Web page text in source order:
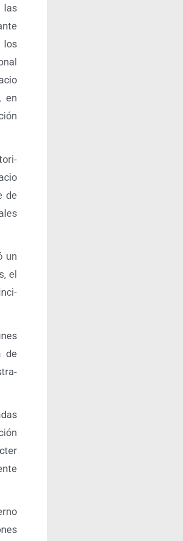
las
los
en
de
un
el
de